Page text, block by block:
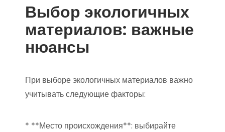
Выбор экологичных
материалов: важные
нюансы
При выборе экологичных материалов важно
учитывать следующие факторы:
* **Место происхождения**: выбирайте